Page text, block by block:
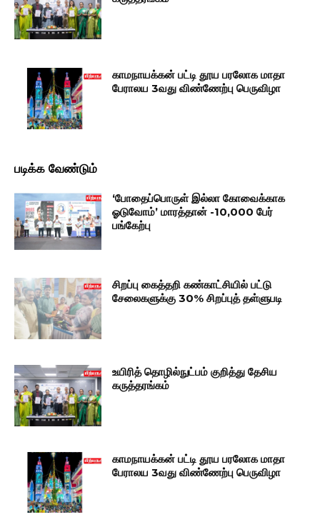
காமநாயக்கன் பட்டி தூய பரலோக மாதா
பேராலய 3வது விண்ணேற்பு பெருவிழா
படிக்க வேண்டும்
‘போதைப்பொருள் இல்லா கோவைக்காக
ஓடுவோம்’ மாரத்தான் -10,000 பேர்
பங்கேற்பு
சிறப்பு கைத்தறி கண்காட்சியில் பட்டு
சேலைகளுக்கு 30% சிறப்புத் தள்ளுபடி
உயிரித் தொழில்நுட்பம் குறித்து தேசிய
கருத்தரங்கம்
காமநாயக்கன் பட்டி தூய பரலோக மாதா
பேராலய 3வது விண்ணேற்பு பெருவிழா